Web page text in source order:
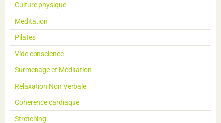
Culture physique
Meditation
Pilates
Vide conscience
Surmenage et Méditation
Relaxation Non Verbale
Coherence cardiaque
Stretching